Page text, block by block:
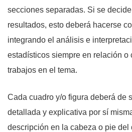
secciones separadas. Si se
resultados, esto deberá hacerse
integrando el análisis e
estadísticos siempre en relación o
trabajos en el tema.
Cada cuadro y/o figura deberá de
detallada y explicativa por sí
descripción en la cabeza o pie del